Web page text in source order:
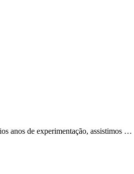
anos de experimentação, assistimos …